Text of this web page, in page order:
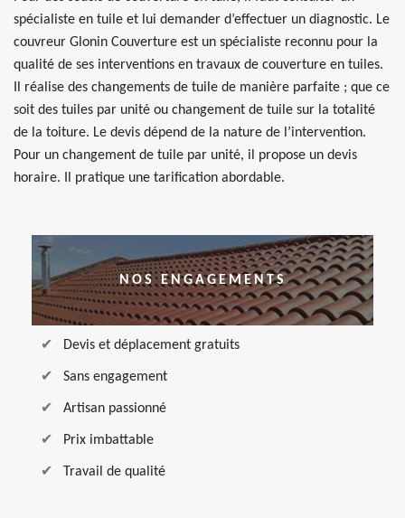
spécialiste en tuile et lui demander d’effectuer un diagnostic. Le
couvreur Glonin Couverture est un spécialiste reconnu pour la
qualité de ses interventions en travaux de couverture en tuiles.
Il réalise des changements de tuile de manière parfaite ; que ce
soit des tuiles par unité ou changement de tuile sur la totalité
de la toiture. Le devis dépend de la nature de l’intervention.
Pour un changement de tuile par unité, il propose un devis
horaire. Il pratique une tarification abordable.
NOS ENGAGEMENTS
Devis et déplacement gratuits
Sans engagement
Artisan passionné
Prix imbattable
Travail de qualité